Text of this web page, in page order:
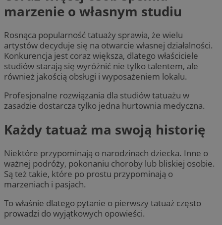
marzenie o własnym studiu
Rosnąca popularność tatuaży sprawia, że wielu
artystów decyduje się na otwarcie własnej działalności.
Konkurencja jest coraz większa, dlatego właściciele
studiów starają się wyróżnić nie tylko talentem, ale
również jakością obsługi i wyposażeniem lokalu.
Profesjonalne rozwiązania dla studiów tatuażu w
zasadzie dostarcza tylko jedna hurtownia medyczna.
Każdy tatuaż ma swoją historię
Niektóre przypominają o narodzinach dziecka. Inne o
ważnej podróży, pokonaniu choroby lub bliskiej osobie.
Są też takie, które po prostu przypominają o
marzeniach i pasjach.
To właśnie dlatego pytanie o pierwszy tatuaż często
prowadzi do wyjątkowych opowieści.